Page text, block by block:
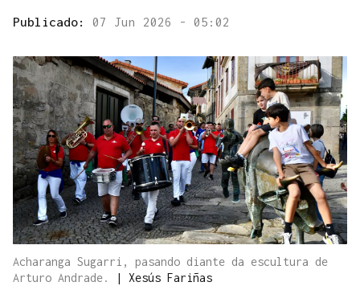
Publicado: 07 Jun 2026 - 05:02
Acharanga Sugarri, pasando diante da escultura de
Arturo Andrade.
| Xesús Fariñas